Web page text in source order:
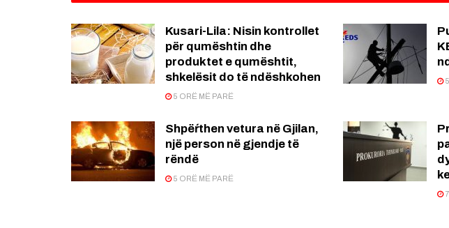
Kusari-Lila: Nisin kontrollet
për qumështin dhe
produktet e qumështit,
shkelësit do të ndëshkohen
5 ORË MË PARË
5
Shpëŕthen vetura në Gjilan,
një person në gjendje të
rëndë
5 ORË MË PARË
7